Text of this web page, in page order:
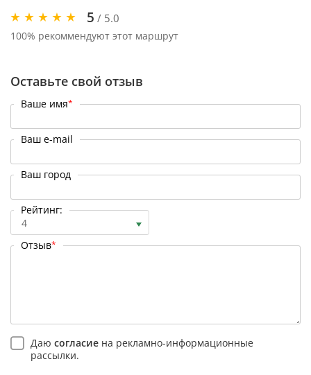
5 / 5.0
100% рекоммендуют этот маршрут
Оставьте свой отзыв
Ваше имя*
Ваш e-mail
Ваш город
Рейтинг:
4
Отзыв*
Даю согласие на рекламно-информационные
рассылки.